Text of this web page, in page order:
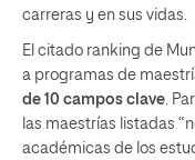
carreras y en sus vidas.
El citado ranking de
a programas de
de 10 campos clave .
las maestrías listadas
académicas de los